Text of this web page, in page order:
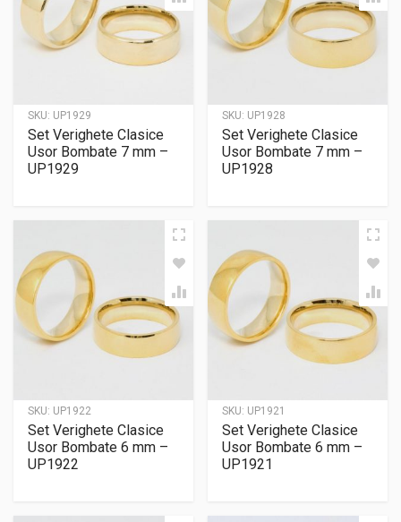
SKU: UP1929
Set Verighete Clasice
Usor Bombate 7 mm –
UP1929
SKU: UP1928
Set Verighete Clasice
Usor Bombate 7 mm –
UP1928
SKU: UP1922
Set Verighete Clasice
Usor Bombate 6 mm –
UP1922
SKU: UP1921
Set Verighete Clasice
Usor Bombate 6 mm –
UP1921